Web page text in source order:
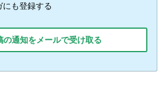
にも登録する
通知をメールで受け取る